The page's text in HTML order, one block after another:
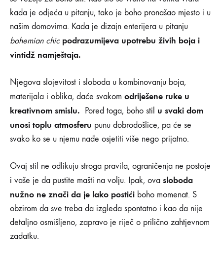
kada je odjeća u pitanju, tako je boho pronašao mjesto i u
našim domovima. Kada je dizajn enterijera u pitanju
bohemian chicpodrazumijeva upotrebu živih boja i
vintidž namještaja.
Njegova slojevitost i sloboda u kombinovanju boja,
materijala i oblika, daće svakom odriješene ruke u
kreativnom smislu. Pored toga, boho stil u svaki dom
unosi toplu atmosferu punu dobrodošlice, pa će se
svako ko se u njemu nađe osjetiti više nego prijatno.
Ovaj stil ne odlikuju stroga pravila, ograničenja ne postoje
i vaše je da pustite mašti na volju. Ipak, ova sloboda
nužno ne znači da je lako postići boho momenat. S
obzirom da sve treba da izgleda spontatno i kao da nije
detaljno osmišljeno, zapravo je riječ o prilično zahtjevnom
zadatku.